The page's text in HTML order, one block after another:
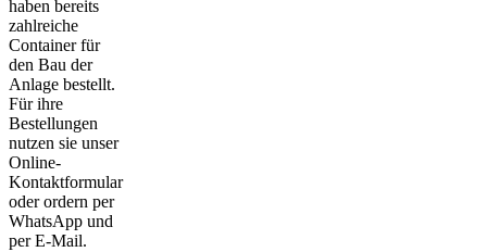
haben bereits
zahlreiche
Container für
den Bau der
Anlage bestellt.
Für ihre
Bestellungen
nutzen sie unser
Online-
Kontaktformular
oder ordern per
WhatsApp und
per E-Mail.